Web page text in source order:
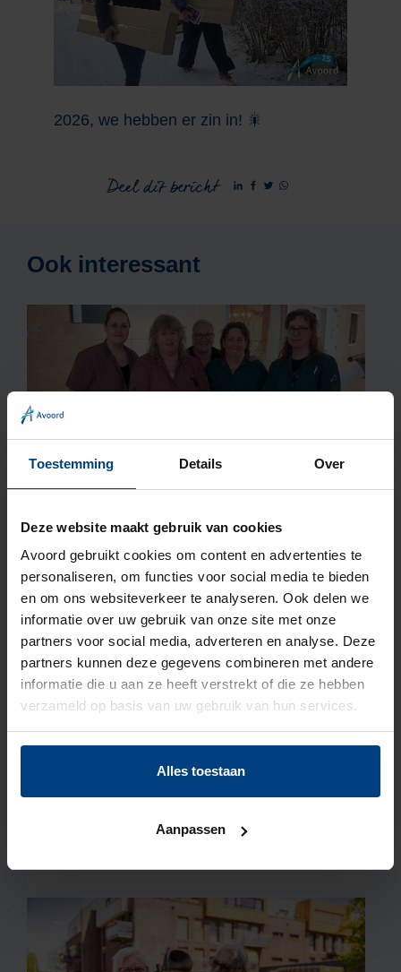
Toestemming Details Over
Deze website maakt gebruik van cookies
Avoord gebruikt cookies om content en advertenties te
personaliseren, om functies voor social media te bieden
en om ons websiteverkeer te analyseren. Ook delen we
informatie over uw gebruik van onze site met onze
partners voor social media, adverteren en analyse. Deze
partners kunnen deze gegevens combineren met andere
informatie die u aan ze heeft verstrekt of die ze hebben
verzameld op basis van uw gebruik van hun services.
Alles toestaan
Aanpassen
2026, we hebben er zin in! 🎇
Deel dit bericht
Ook interessant
14 juli 2026
comfort voor...
Extreme hitte: extra aandacht voor